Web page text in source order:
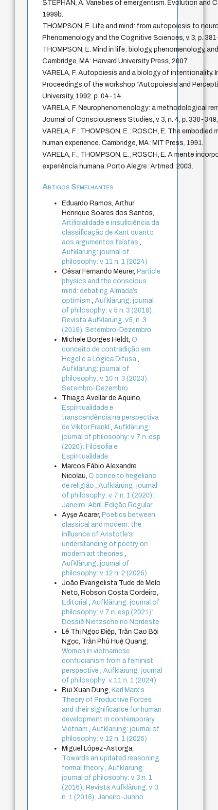
STEPHAN, A. Varieties of emergentism. Evolution and
1999b.
THOMPSON, E. Life and mind: from autopoiesis to
Phenomenology and the Cognitive Sciences, v. 3, p.
THOMPSON, E. Mind in life: biology, phenomenology,
Cambridge, MA: Harvard University Press, 2007.
VARELA, F. Autopoiesis and a biology of intentionality.
Proceedings of the workshop “Autopoiesis and
University, 1992. p. 04-14.
VARELA, F. Neurophenomenology: a methodological
Journal of Consciousness Studies, v. 3, n. 4, p. 330-
VARELA, F.; THOMPSON, E.; ROSCH, E. The
human experience. Cambridge, MA: MIT Press, 1991.
VARELA, F.; THOMPSON, E.; ROSCH, E. A mente
experiência humana. Porto Alegre: Artmed, 2003.
Artigos Semelhantes
Eduardo Ramos, Arthur
Henrique Soares dos Santos,
Artificialidade e insuficiência da
classificação de Kant quanto
aos argumentos teístas
Aufklärung: journal of
philosophy: v. 11 n. 1 (2024)
César Fernando Meurer,Particle
physics and the conscious
mind: debating Almada’s
optimism
,Aufklärung: journal
of philosophy: v. 5 n. 3 (2018):
Revista Aufklärung. v.5, n. 3
(2019), Setembro-Dezembro
Michele Borges Heldt,O
conceito de contradição em
Hegel e a Logica Difusa
Aufklärung: journal of
philosophy: v. 10 n. 3 (2023):
Setembro-Dezembro
Thiago Avellar de Aquino,
Espiritualidade e
transcendência na perspectiva
de Viktor Frankl
,Aufklärung:
journal of philosophy: v. 7 n. esp
(2020): Filosofia e
Espiritualidade
Marcos Fábio Alexandre
Nicolau,O conceito hegeliano
de religião
,Aufklärung: journal
of philosophy: v. 7 n. 1 (2020):
Janeiro-Abril. Edição Regular
Ayşe Acarer,Poetics between
classical and modern: the
influence of Aristotle’s
understanding of poetry on
modern art theories
Aufklärung: journal of
philosophy: v. 12 n. 2 (2025)
João Evangelista Tude de Melo
Neto, Robson Costa Cordeiro,
Editorial
,Aufklärung: journal of
philosophy: v. 7 n. esp (2021):
Dossiê Nietzsche no Nordeste
Lê Thị Ngọc Điệp, Trần Cao Bội
Ngọc, Trần Phú Huệ Quang,
Women in vietnamese
confucianism from a feminist
perspective
,Aufklärung: journal
of philosophy: v. 11 n. 1 (2024)
Bui Xuan Dung,Karl Marx's
Theory of Productive Forces
and their significance for human
development in contemporary
Vietnam
,Aufklärung: journal of
philosophy: v. 12 n. 1 (2025)
Miguel López-Astorga,
Towards an updated reasoning
formal theory ,Aufklärung:
journal of philosophy: v. 3 n. 1
(2016): Revista Aufklärung. v. 3,
n. 1 (2016), Janeiro-Junho